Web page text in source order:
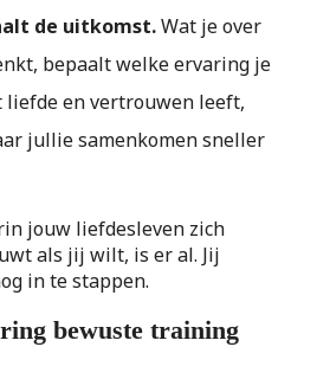
de uitkomst.Wat je over
bepaalt welke ervaring je
en vertrouwen leeft,
jullie samenkomen sneller
jouw liefdesleven zich
als jij wilt, is er al. Jij
in te stappen.
bewuste training